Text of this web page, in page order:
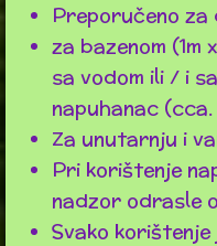
Preporučeno za
za bazenom (1m
sa vodom ili / i
napuhanac (cca.
Za unutarnju i
Pri korištenje
nadzor odrasle
Svako